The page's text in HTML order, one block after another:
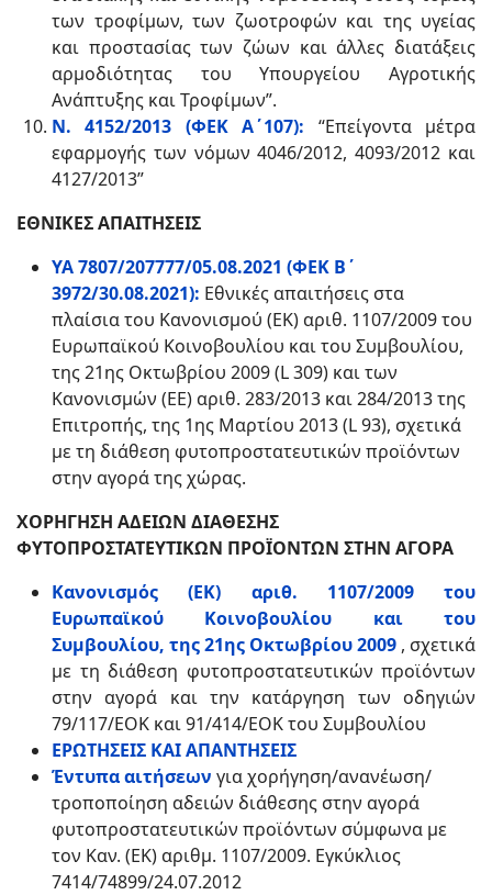
των τροφίμων, των ζωοτροφών και της υγείας
και προστασίας των ζώων και άλλες διατάξεις
αρμοδιότητας του Υπουργείου Αγροτικής
Ανάπτυξης και Τροφίμων”.
Ν. 4152/2013 (ΦΕΚ Α΄107): “Επείγοντα μέτρα
εφαρμογής των νόμων 4046/2012, 4093/2012 και
4127/2013”
ΕΘΝΙΚΕΣ ΑΠΑΙΤΗΣΕΙΣ
ΥΑ 7807/207777/05.08.2021 (ΦΕΚ Β΄
3972/30.08.2021): Εθνικές απαιτήσεις στα
πλαίσια του Κανονισμού (ΕΚ) αριθ. 1107/2009 του
Ευρωπαϊκού Κοινοβουλίου και του Συμβουλίου,
της 21ης Οκτωβρίου 2009 (L 309) και των
Κανονισμών (ΕΕ) αριθ. 283/2013 και 284/2013 της
Επιτροπής, της 1ης Μαρτίου 2013 (L 93), σχετικά
με τη διάθεση φυτοπροστατευτικών προϊόντων
στην αγορά της χώρας.
ΧΟΡΗΓΗΣΗ ΑΔΕΙΩΝ ΔΙΑΘΕΣΗΣ
ΦΥΤΟΠΡΟΣΤΑΤΕΥΤΙΚΩΝ ΠΡΟΪΟΝΤΩΝ ΣΤΗΝ ΑΓΟΡΑ
Κανονισμός (ΕΚ) αριθ. 1107/2009 του
Ευρωπαϊκού Κοινοβουλίου και του
Συμβουλίου, της 21ης Οκτωβρίου 2009 , σχετικά
με τη διάθεση φυτοπροστατευτικών προϊόντων
στην αγορά και την κατάργηση των οδηγιών
79/117/ΕΟΚ και 91/414/ΕΟΚ του Συμβουλίου
ΕΡΩΤΗΣΕΙΣ ΚΑΙ ΑΠΑΝΤΗΣΕΙΣ
Έντυπα αιτήσεων για χορήγηση/ανανέωση/
τροποποίηση αδειών διάθεσης στην αγορά
φυτοπροστατευτικών προϊόντων σύμφωνα με
τον Καν. (ΕΚ) αριθμ. 1107/2009. Εγκύκλιος
7414/74899/24.07.2012